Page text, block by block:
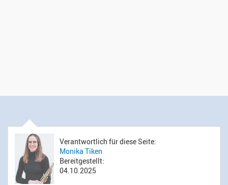
Verantwortlich für diese Seite:
Monika Tiken
Bereitgestellt:
04.10.2025